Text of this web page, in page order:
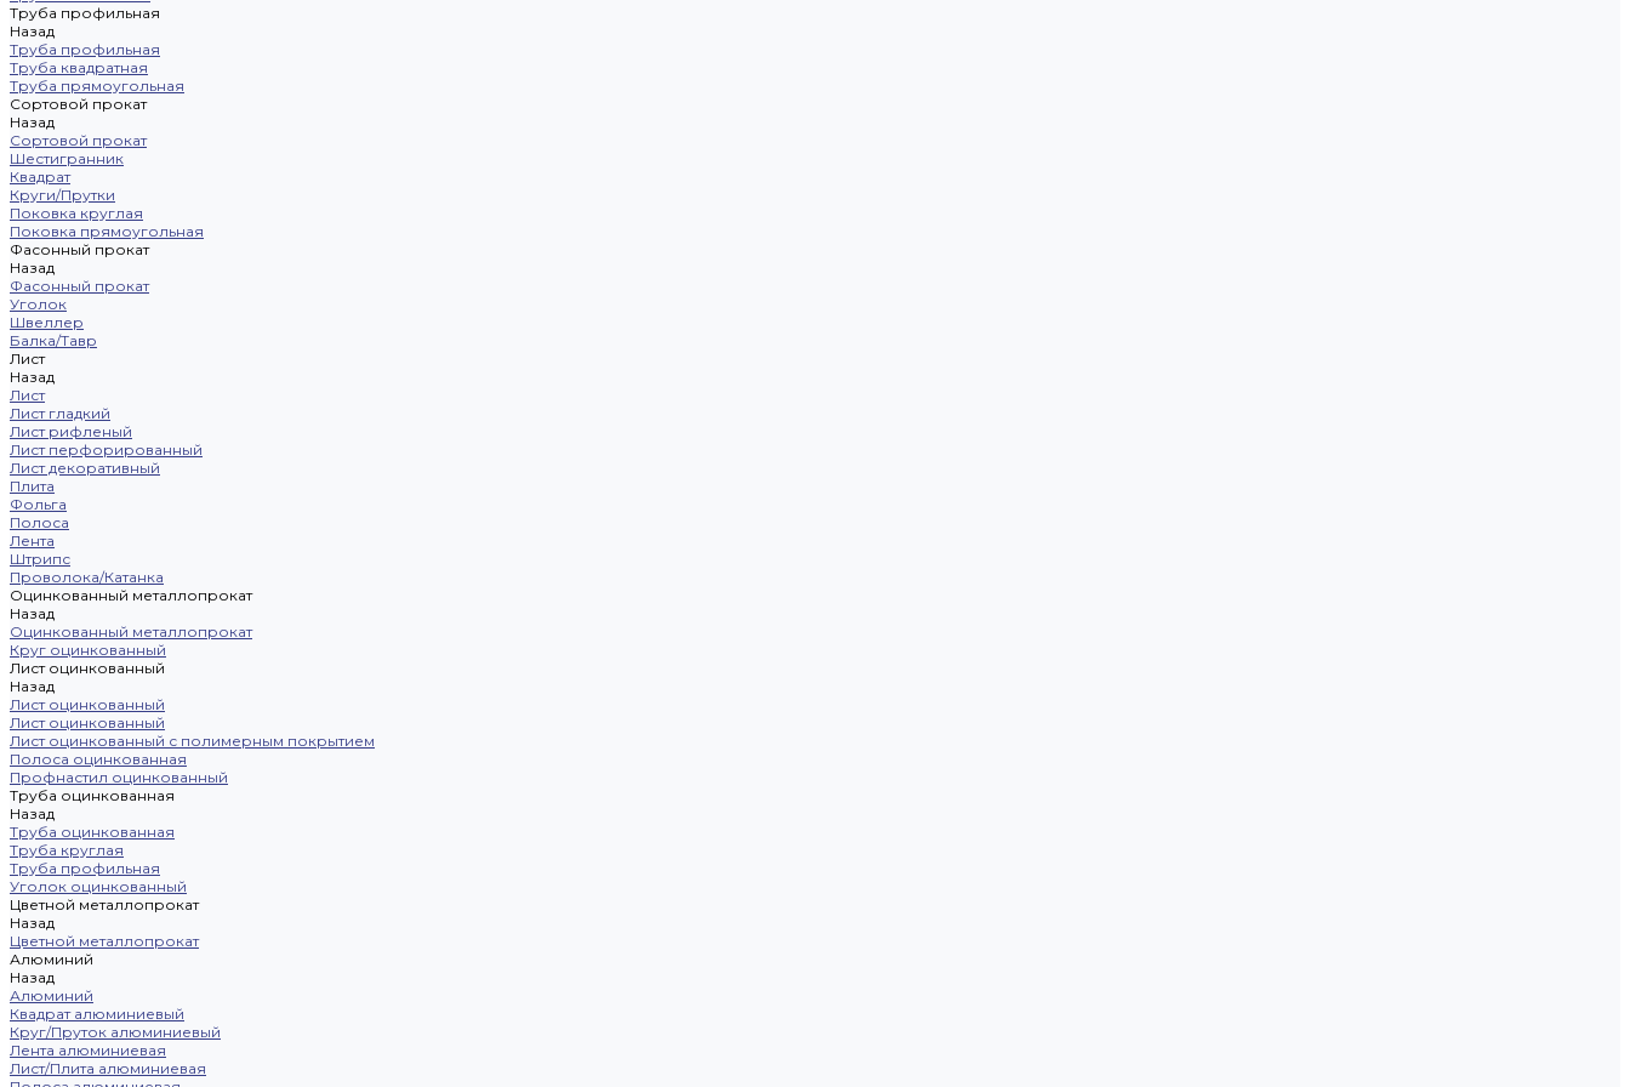
Труба профильная
Назад
Труба профильная
Труба квадратная
Труба прямоугольная
Сортовой прокат
Назад
Сортовой прокат
Шестигранник
Квадрат
Круги/Прутки
Поковка круглая
Поковка прямоугольная
Фасонный прокат
Назад
Фасонный прокат
Уголок
Швеллер
Балка/Тавр
Лист
Назад
Лист
Лист гладкий
Лист рифленый
Лист перфорированный
Лист декоративный
Плита
Фольга
Полоса
Лента
Штрипс
Проволока/Катанка
Оцинкованный металлопрокат
Назад
Оцинкованный металлопрокат
Круг оцинкованный
Лист оцинкованный
Назад
Лист оцинкованный
Лист оцинкованный
Лист оцинкованный с полимерным покрытием
Полоса оцинкованная
Профнастил оцинкованный
Труба оцинкованная
Назад
Труба оцинкованная
Труба круглая
Труба профильная
Уголок оцинкованный
Цветной металлопрокат
Назад
Цветной металлопрокат
Алюминий
Назад
Алюминий
Квадрат алюминиевый
Круг/Пруток алюминиевый
Лента алюминиевая
Лист/Плита алюминиевая